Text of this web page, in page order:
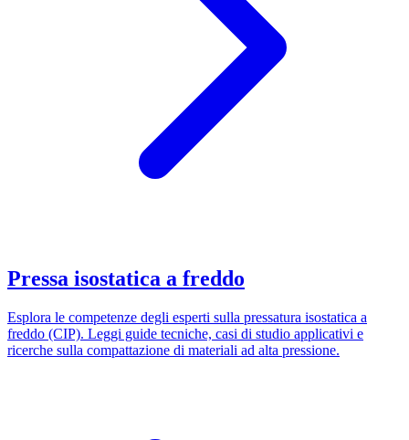
Pressa isostatica a freddo
Esplora le competenze degli esperti sulla pressatura isostatica a
freddo (CIP). Leggi guide tecniche, casi di studio applicativi e
ricerche sulla compattazione di materiali ad alta pressione.